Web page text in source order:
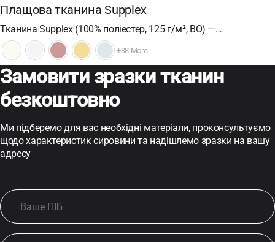
Плащова тканина Supplex
Тканина Supplex (100% поліестер, 125 г/м², ВО) —…
+38 More
Замовити зразки тканин
безкоштовно
Ми підберемо для вас необхідні матеріали, проконсультуємо
щодо характеристик сировини та надішлемо зразки на вашу
адресу